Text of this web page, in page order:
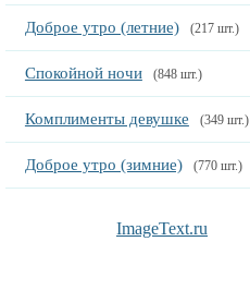
Доброе утро (летние) (217 шт.)
Спокойной ночи (848 шт.)
Комплименты девушке (349 шт.)
Доброе утро (зимние) (770 шт.)
ImageText.ru